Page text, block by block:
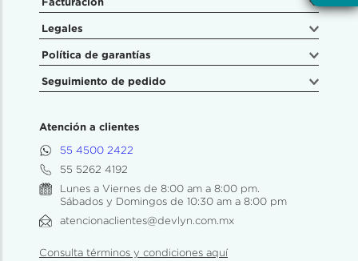
Legales
Política de garantías
Seguimiento de pedido
Atención a clientes
55 4500 2422
55 5262 4192
Lunes a Viernes de 8:00 am a 8:00 pm.
Sábados y Domingos de 10:30 am a 8:00 pm
atencionaclientes@devlyn.com.mx
Consulta términos y condiciones aquí